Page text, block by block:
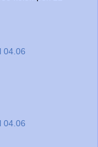
04.06
04.06